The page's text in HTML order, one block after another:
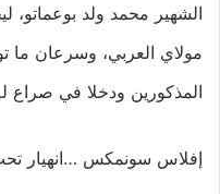
الشهير محمد ولد بوعماتو،
مولاي العربي، وسرعان ما
المذكورين ودخلا في صراع
إفلاس سونمكس …انهيار